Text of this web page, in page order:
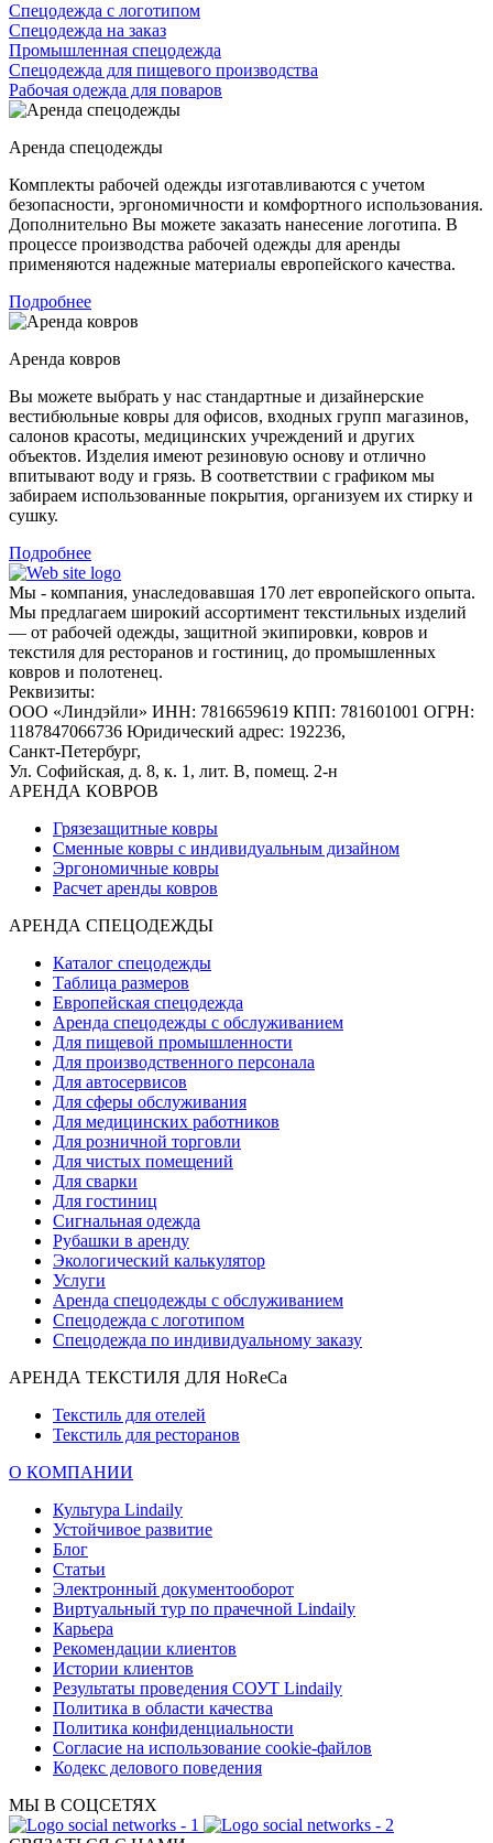
Спецодежда с логотипом
Спецодежда на заказ
Промышленная спецодежда
Спецодежда для пищевого производства
Рабочая одежда для поваров
Аренда спецодежды
Комплекты рабочей одежды изготавливаются с учетом
безопасности, эргономичности и комфортного использования.
Дополнительно Вы можете заказать нанесение логотипа. В
процессе производства рабочей одежды для аренды
применяются надежные материалы европейского качества.
Подробнее
Аренда ковров
Вы можете выбрать у нас стандартные и дизайнерские
вестибюльные ковры для офисов, входных групп магазинов,
салонов красоты, медицинских учреждений и других
объектов. Изделия имеют резиновую основу и отлично
впитывают воду и грязь. В соответствии с графиком мы
забираем использованные покрытия, организуем их стирку и
сушку.
Подробнее
Мы - компания, унаследовавшая 170 лет европейского опыта.
Мы предлагаем широкий ассортимент текстильных изделий
— от рабочей одежды, защитной экипировки, ковров и
текстиля для ресторанов и гостиниц, до промышленных
ковров и полотенец.
Реквизиты:
ООО «Линдэйли» ИНН: 7816659619 КПП: 781601001 ОГРН:
1187847066736 Юридический адрес: 192236,
Санкт-Петербург,
Ул. Софийская, д. 8, к. 1, лит. В, помещ. 2-н
АРЕНДА КОВРОВ
Грязезащитные ковры
Сменные ковры с индивидуальным дизайном
Эргономичные ковры
Расчет аренды ковров
АРЕНДА СПЕЦОДЕЖДЫ
Каталог спецодежды
Таблица размеров
Европейская спецодежда
Аренда спецодежды с обслуживанием
Для пищевой промышленности
Для производственного персонала
Для автосервисов
Для сферы обслуживания
Для медицинских работников
Для розничной торговли
Для чистых помещений
Для сварки
Для гостиниц
Сигнальная одежда
Рубашки в аренду
Экологический калькулятор
Услуги
Аренда спецодежды с обслуживанием
Спецодежда с логотипом
Спецодежда по индивидуальному заказу
АРЕНДА ТЕКСТИЛЯ ДЛЯ HoReCa
Текстиль для отелей
Текстиль для ресторанов
О КОМПАНИИ
Культура Lindaily
Устойчивое развитие
Блог
Статьи
Электронный документооборот
Виртуальный тур по прачечной Lindaily
Карьера
Рекомендации клиентов
Истории клиентов
Результаты проведения СОУТ Lindaily
Политика в области качества
Политика конфиденциальности
Согласие на использование cookie-файлов
Кодекс делового поведения
МЫ В СОЦСЕТЯХ